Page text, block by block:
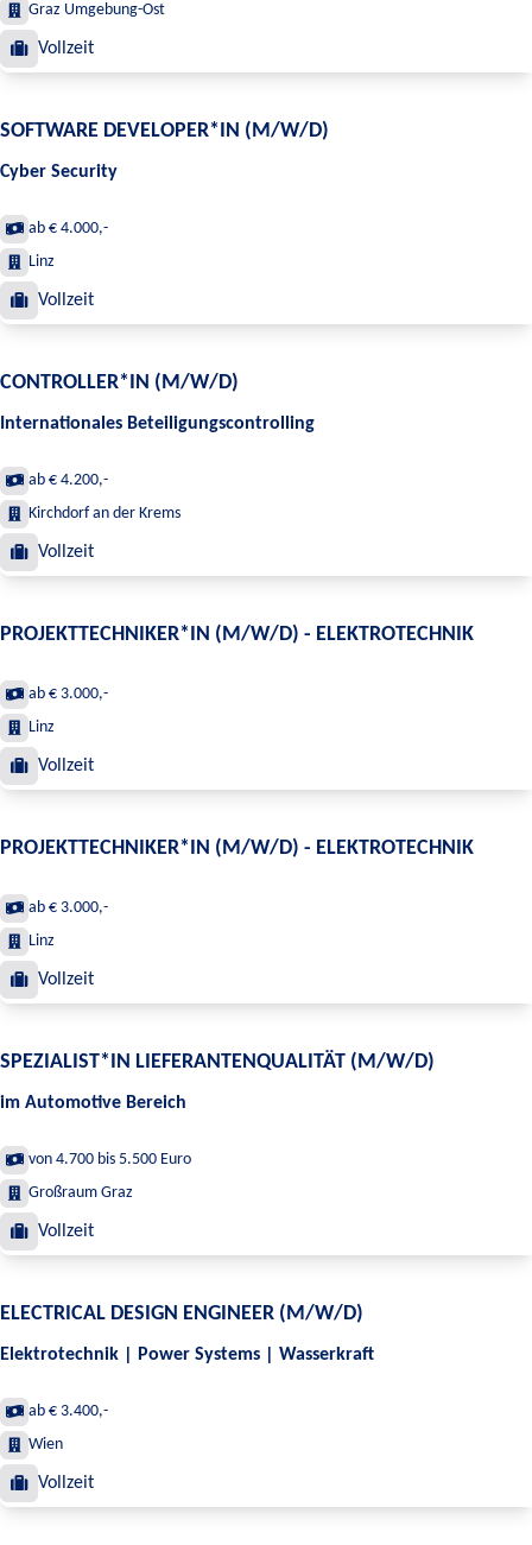
Graz Umgebung-Ost
Vollzeit
SOFTWARE DEVELOPER*IN (M/W/D)
Cyber Security
ab € 4.000,-
Linz
Vollzeit
CONTROLLER*IN (M/W/D)
Internationales Beteiligungscontrolling
ab € 4.200,-
Kirchdorf an der Krems
Vollzeit
PROJEKTTECHNIKER*IN (M/W/D) - ELEKTROTECHNIK
ab € 3.000,-
Linz
Vollzeit
PROJEKTTECHNIKER*IN (M/W/D) - ELEKTROTECHNIK
ab € 3.000,-
Linz
Vollzeit
SPEZIALIST*IN LIEFERANTENQUALITÄT (M/W/D)
im Automotive Bereich
von 4.700 bis 5.500 Euro
Großraum Graz
Vollzeit
ELECTRICAL DESIGN ENGINEER (M/W/D)
Elektrotechnik | Power Systems | Wasserkraft
ab € 3.400,-
Wien
Vollzeit